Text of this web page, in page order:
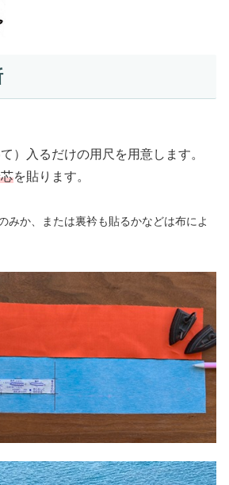
）入るだけの用尺を用意します。
を貼ります。
みか、または裏衿も貼るかなどは布によ